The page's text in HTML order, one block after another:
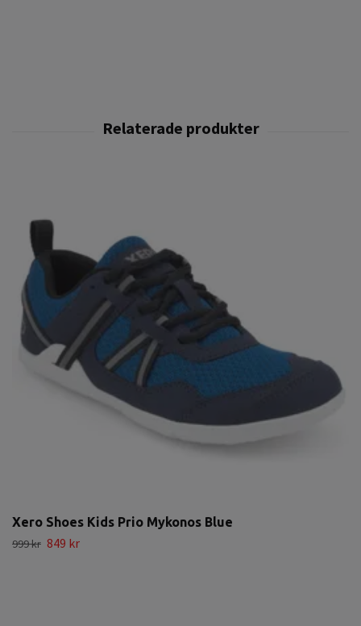
Xero Shoes Kids Prio Mykonos Blue
999 kr 849 kr